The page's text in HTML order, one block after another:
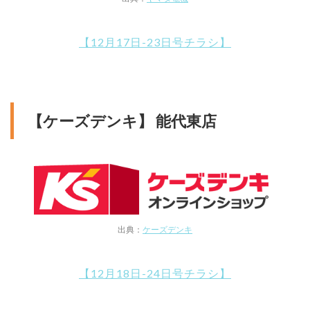
【12月17日-23日号チラシ】
【ケーズデンキ】 能代東店
出典： ケーズデンキ
【12月18日-24日号チラシ】